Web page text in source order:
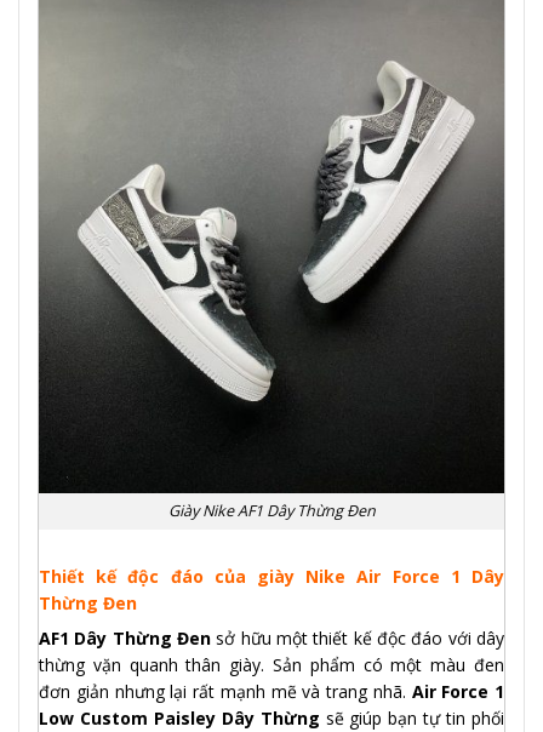
Giày Nike AF1 Dây Thừng Đen
Thiết kế độc đáo của giày Nike Air Force 1 Dây
Thừng Đen
AF1 Dây Thừng Đen sở hữu một thiết kế độc đáo với dây
thừng vặn quanh thân giày. Sản phẩm có một màu đen
đơn giản nhưng lại rất mạnh mẽ và trang nhã. Air Force 1
Low Custom Paisley Dây Thừng sẽ giúp bạn tự tin phối